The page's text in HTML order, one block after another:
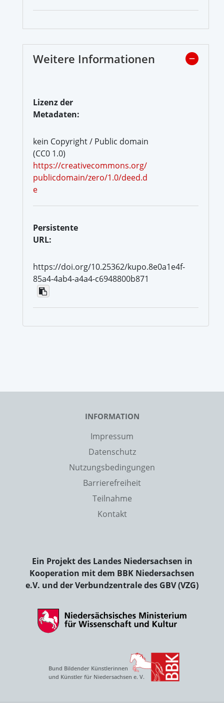
Weitere Informationen
Lizenz der
Metadaten:
kein Copyright / Public domain
(CC0 1.0)
https://creativecommons.org/
publicdomain/zero/1.0/deed.d
e
Persistente
URL:
https://doi.org/10.25362/kupo.8e0a1e4f-
85a4-4ab4-a4a4-c6948800b871
INFORMATION
Impressum
Datenschutz
Nutzungsbedingungen
Barrierefreiheit
Teilnahme
Kontakt
Ein Projekt des Landes Niedersachsen in
Kooperation mit dem BBK Niedersachsen
e.V. und der Verbundzentrale des GBV (VZG)
Bund Bildender Künstlerinnen
und Künstler für Niedersachsen e. V.